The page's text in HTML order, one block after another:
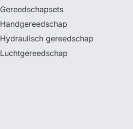
Gereedschapsets
Handgereedschap
Hydraulisch gereedschap
Luchtgereedschap